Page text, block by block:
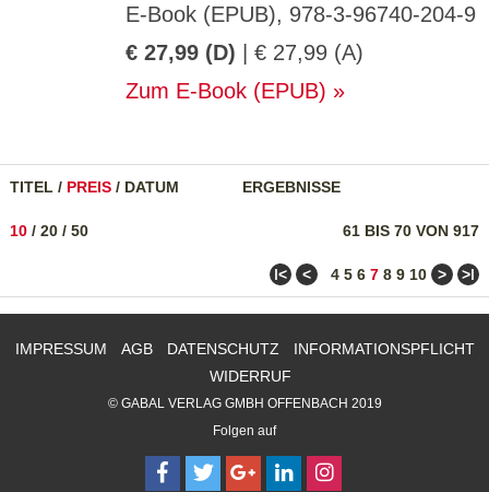
E-Book (EPUB), 978-3-96740-204-9
€ 27,99 (D) | € 27,99 (A)
Zum E-Book (EPUB)
TITEL / PREIS / DATUM ERGEBNISSE
61 BIS 70 VON 917
10 / 20 / 50
ǀ< < 4 5 6 7 8 9 10 > >ǀ
IMPRESSUM AGB DATENSCHUTZ
INFORMATIONSPFLICHT
WIDERRUF
© GABAL VERLAG GMBH OFFENBACH 2019
Folgen auf